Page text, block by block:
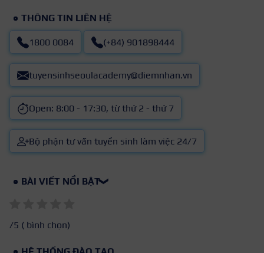
THÔNG TIN LIÊN HỆ
1800 0084 (+84) 901898444
tuyensinhseoulacademy@diemnhan.vn
Open: 8:00 - 17:30, từ thứ 2 - thứ 7
Bộ phận tư vấn tuyển sinh làm việc 24/7
BÀI VIẾT NỔI BẬT❯
/5 ( bình chọn)